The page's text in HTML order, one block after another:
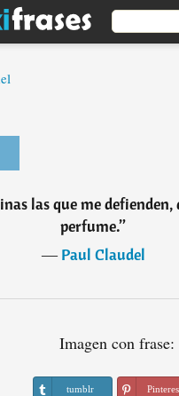
las que me defienden,
perfume.”
―Paul Claudel
Imagen con frase:
tumblr